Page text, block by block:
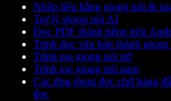
Nhập liệu bằng giọng nói &
Trợ lý giọng nói AI
Đọc PDF thành tiếng trên
Trình đọc văn bản thành giọng
Trình tạo giọng nói nữ
Trình tạo giọng nói nam
Các ứng dụng đọc chữ hàng
đọc